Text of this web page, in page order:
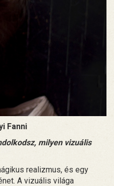
Fanni
milyen vizuális
realizmus, és egy
A vizuális világa